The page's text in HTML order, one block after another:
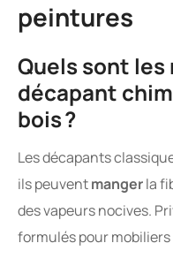
peintures
Quels sont
décapant
bois ?
Les décapants
ils peuventmangerla
des vapeurs nocives.
formulés pour